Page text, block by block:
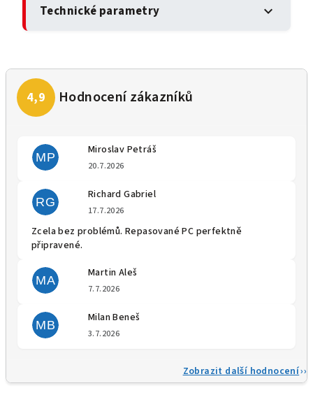
Technické parametry expand_more
MP
Miroslav Petráš
20.7.2026
RG
Richard Gabriel
17.7.2026
Zcela bez problémů. Repasované PC perfektně
připravené.
MA
Martin Aleš
7.7.2026
MB
Milan Beneš
3.7.2026
Zobrazit další hodnocení